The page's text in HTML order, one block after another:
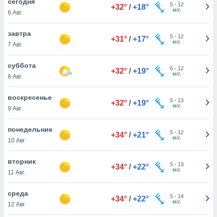
действия
на веб-
основе.
нашей
cookie
в
ВЫ
6 Авг.
+32° / +18° 5- 12
м/с
завтра
7 Авг.
+31° / +17° 5- 12
м/с
суббота
8 Авг.
+32° / +19° 6- 12
м/с
воскресенье
9 Авг.
+32° / +19° 5- 13
м/с
понедельник
10 Авг.
+34° / +21° 5- 12
м/с
вторник
11 Авг.
+34° / +22° 5- 13
м/с
среда
12 Авг.
+34° / +22° 5- 14
м/с